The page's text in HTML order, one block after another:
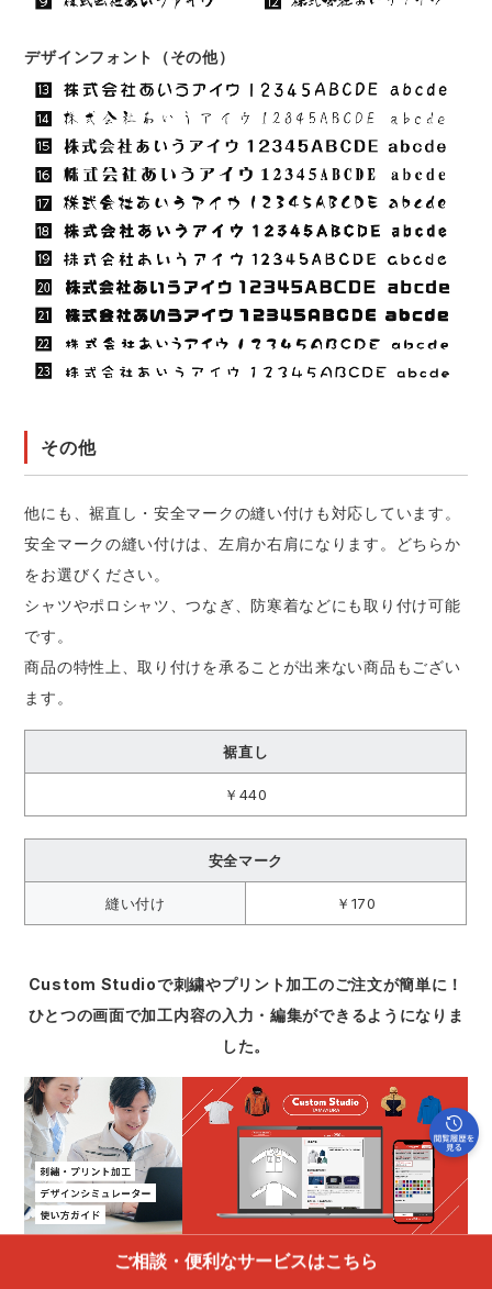
デザインフォント（その他）
その他
他にも、裾直し・安全マークの縫い付けも対応しています。
安全マークの縫い付けは、左肩か右肩になります。どちらか
をお選びください。
シャツやポロシャツ、つなぎ、防寒着などにも取り付け可能
です。
商品の特性上、取り付けを承ることが出来ない商品もござい
ます。
裾直し
￥440
安全マーク
縫い付け ￥170
Custom Studioで刺繍やプリント加工のご注文が簡単に！
ひとつの画面で加工内容の入力・編集ができるようになりま
した。
プリントについてのお問い合わせはこちら
ご相談・便利なサービスはこちら